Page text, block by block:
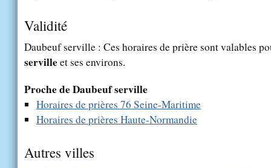
Validité
Daubeuf serville : Ces horaires de prière sont valables
servilleet ses environs.
Proche de Daubeuf serville
Horaires de prières 76 Seine-Maritime
Horaires de prières Haute-Normandie
Autres villes